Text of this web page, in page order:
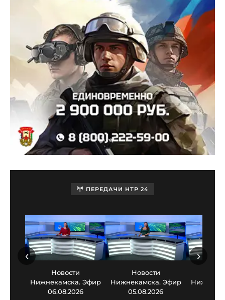
ПЕРЕДАЧИ НТР 24
Новости
Нижнекамска. Эфир
06.08.2026
Новости
Нижнекамска. Эфир
05.08.2026
‹ ›